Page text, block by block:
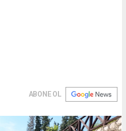
ABONE OL